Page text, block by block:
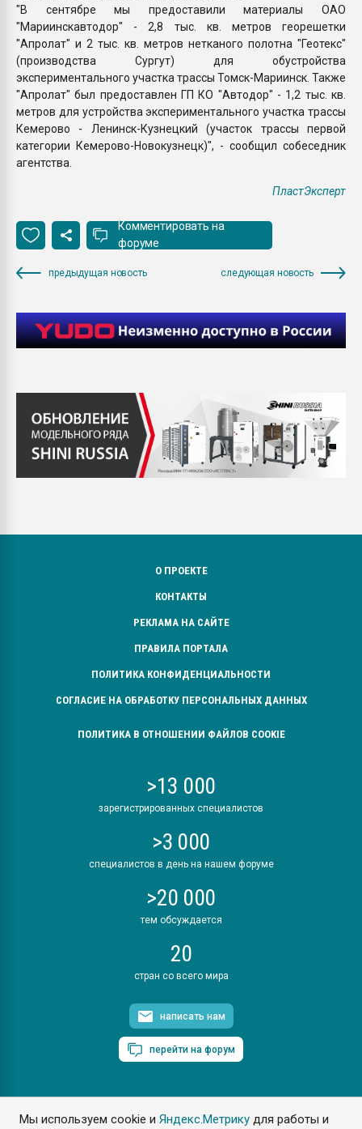
Мы используем cookie иЯндекс.Метрику для работы и
"В сентябре мы предоставили материалы ОАО
"Мариинскавтодор" - 2,8 тыс. кв. метров георешетки
"Апролат" и 2 тыс. кв. метров нетканого полотна "Геотекс"
(производства Сургут) для обустройства
экспериментального участка трассы Томск-Мариинск. Также
"Апролат" был предоставлен ГП КО "Автодор" - 1,2 тыс. кв.
метров для устройства экспериментального участка трассы
Кемерово - Ленинск-Кузнецкий (участок трассы первой
категории Кемерово-Новокузнецк)", - сообщил собеседник
агентства.
ПластЭксперт
Комментировать на
форуме
предыдущая новость следующая новость
О ПРОЕКТЕ
КОНТАКТЫ
РЕКЛАМА НА САЙТЕ
ПРАВИЛА ПОРТАЛА
ПОЛИТИКА КОНФИДЕНЦИАЛЬНОСТИ
СОГЛАСИЕ НА ОБРАБОТКУ ПЕРСОНАЛЬНЫХ ДАННЫХ
ПОЛИТИКА В ОТНОШЕНИИ ФАЙЛОВ COOKIE
>13 000
зарегистрированных специалистов
>3 000
специалистов в день на нашем форуме
>20 000
тем обсуждается
20
стран со всего мира
написать нам
перейти на форум
ПластЭксперт © 2006. Все права защищены